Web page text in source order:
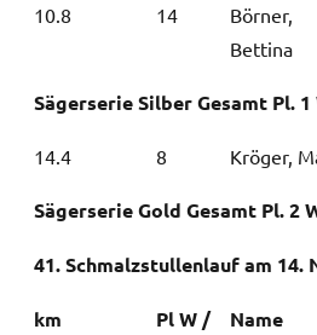
10.8 14
Börner,
Bettina
Sägerserie Silber Gesamt Pl. 1
14.4 8 Kröger,
Sägerserie Gold Gesamt Pl. 2
41. Schmalzstullenlauf am 14.
km
Pl W /
Name